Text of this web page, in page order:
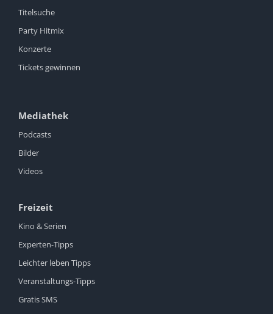
Titelsuche
Party Hitmix
Konzerte
Tickets gewinnen
Mediathek
Podcasts
Bilder
Videos
Freizeit
Kino & Serien
Experten-Tipps
Leichter leben Tipps
Veranstaltungs-Tipps
Gratis SMS